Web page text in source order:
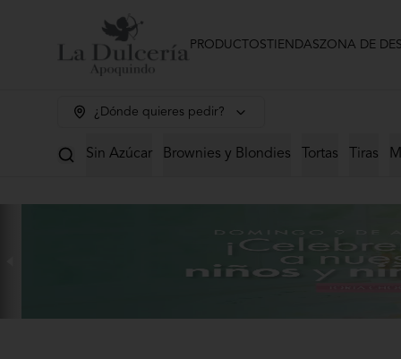
PRODUCTOS TIENDASZONA DE
¿Dónde quieres pedir?
Sin Azúcar Brownies y Blondies Tortas Tiras